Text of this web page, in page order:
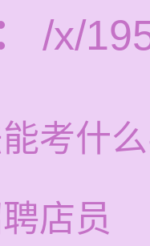
/x/
考什
店员